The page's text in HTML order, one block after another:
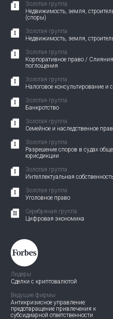
Золотая группа
Недвижимость, земля,
(споры)
Золотая группа
Недвижимость, земля,
Золотая группа
Корпоративное право /
поглощения
Золотая группа
Налоговое консультирование и
Золотая группа
Банкротство
Золотая группа
Семейное и наследственное
Золотая группа
Разрешение споров в судах
юрисдикции
Золотая группа
Интеллектуальная
Золотая группа
Уголовное право
Серебряная группа
Цифровая экономика
Лидеры
Сделки с криптовалютой
Ведущие фирмы
Антикризисное управление:
предотвращение привлечения к
субсидиарной ответственности